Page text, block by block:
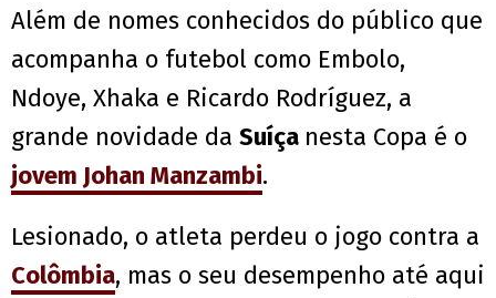
Além de nomes conhecidos do público que
acompanha o futebol como Embolo,
Ndoye, Xhaka e Ricardo Rodríguez, a
grande novidade da Suíça nesta Copa é o
jovem Johan Manzambi.
Lesionado, o atleta perdeu o jogo contra a
Colômbia, mas o seu desempenho até aqui